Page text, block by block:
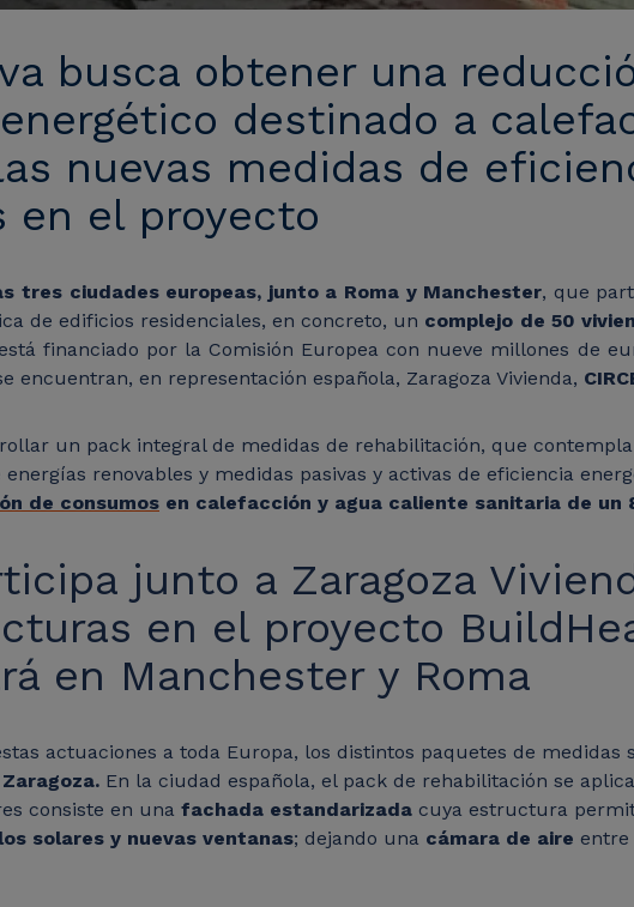
busca obtener una
destinado a
nuevas medidas de
en el proyecto
tres ciudades europeas, junto a Roma y Manchester, que
de edificios residenciales, en concreto, un complejo de 50
está financiado por la Comisión Europea con nueve millones de
encuentran, en representación española, Zaragoza Vivienda,
un pack integral de medidas de rehabilitación, que
renovables y medidas pasivas y activas de eficiencia
de consumos en calefacción y agua caliente sanitaria de un
junto a Zaragoza
en el proyecto
en Manchester y Roma
actuaciones a toda Europa, los distintos paquetes de medidas
En la ciudad española, el pack de rehabilitación se
consiste en una fachada estandarizada cuya estructura
solares y nuevas ventanas; dejando una cámara de aire entre